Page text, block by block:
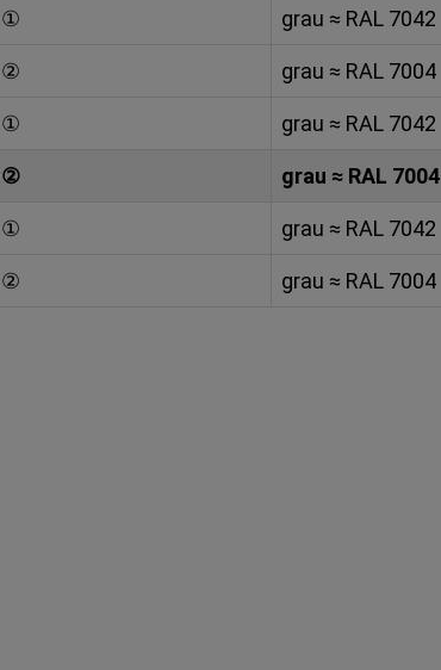
① grau ≈ RAL 7042
② grau ≈ RAL 7004
① grau ≈ RAL 7042
② grau ≈ RAL 7004
① grau ≈ RAL 7042
② grau ≈ RAL 7004